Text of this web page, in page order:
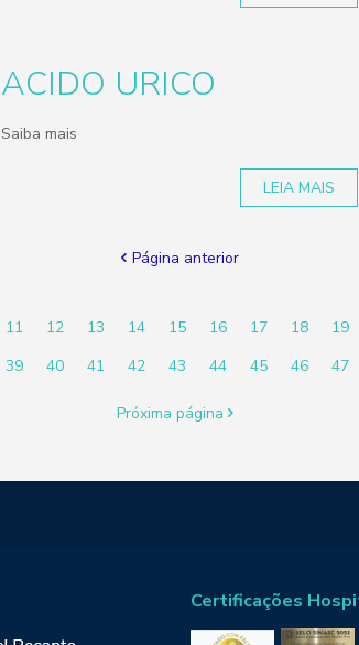
ACIDO URICO
Saiba mais
LEIA MAIS
Página anterior
11 12 13 14 15 16 17 18 19
39 40 41 42 43 44 45 46 47
Próxima página
Certificações